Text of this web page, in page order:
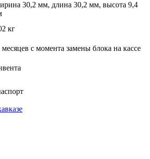
30,2 мм, длина 30,2 мм, высота 9,4
кг
месяцев с момента замены блока на кассе